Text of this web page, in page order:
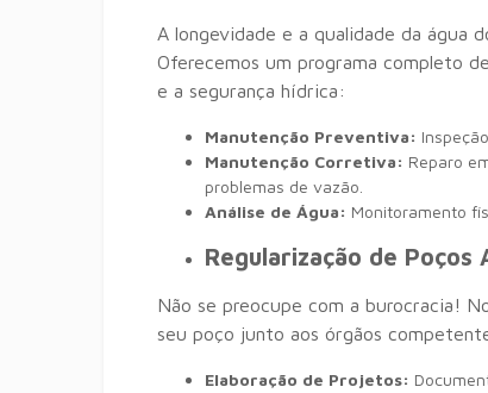
A longevidade e a qualidade da água
Oferecemos um programa completo
e a segurança hídrica:
Manutenção Preventiva:
Manutenção Corretiva: Reparo
problemas de vazão.
Análise de Água: Monitoramento
Regularização de
Não se preocupe com a burocracia!
seu poço junto aos órgãos
Elaboração de Projetos: